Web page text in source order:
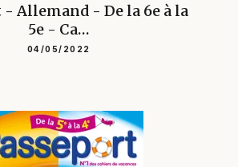
- Allemand - De la 6e à la
5e - Ca…
04/05/2022